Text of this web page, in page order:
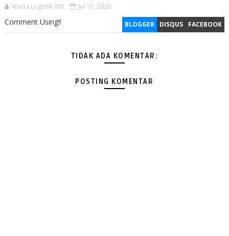
Warta Logistik 001 Jul 15, 2026
BLOGGER DISQUS FACEBOOK
Comment Using!!
TIDAK ADA KOMENTAR:
POSTING KOMENTAR